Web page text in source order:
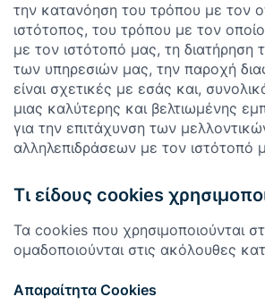
την κατανόηση του τρόπου με τον
ιστότοπος, του τρόπου με τον
με τον ιστότοπό μας, τη διατήρηση
των υπηρεσιών μας, την παροχή
είναι σχετικές με εσάς και,
μιας καλύτερης και βελτιωμένης
για την επιτάχυνση των
αλληλεπιδράσεων με τον ιστότοπό
Τι είδους cookies
Τα cookies που χρησιμοποιούνται
ομαδοποιούνται στις ακόλουθες
Απαραίτητα Cookies